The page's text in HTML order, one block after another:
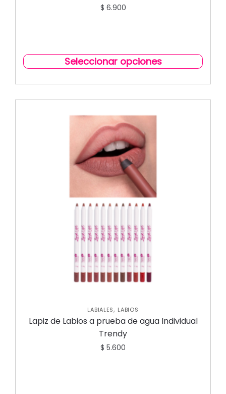
$ 6.900
Seleccionar opciones
LABIALES, LABIOS
Lapiz de Labios a prueba de agua Individual
Trendy
$ 5.600